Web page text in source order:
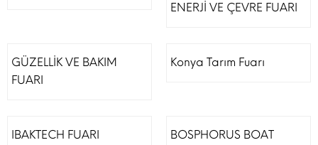
ENERJİ VE ÇEVRE FUARI
GÜZELLİK VE BAKIM
FUARI
Konya Tarım Fuarı
IBAKTECH FUARI
BOSPHORUS BOAT